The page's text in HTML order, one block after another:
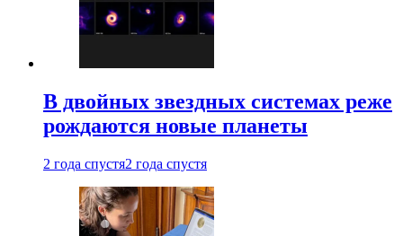
В двойных звездных системах реже
рождаются новые планеты
2 года спустя2 года спустя